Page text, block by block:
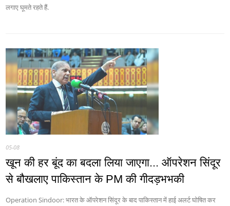
लगाए घूमते रहते हैं.
05-08
खून की हर बूंद का बदला लिया जाएगा... ऑपरेशन सिंदूर
से बौखलाए पाकिस्तान के PM की गीदड़भभकी
Operation Sindoor: भारत के ऑपरेशन सिंदूर के बाद पाकिस्तान में हाई अलर्ट घोषित कर